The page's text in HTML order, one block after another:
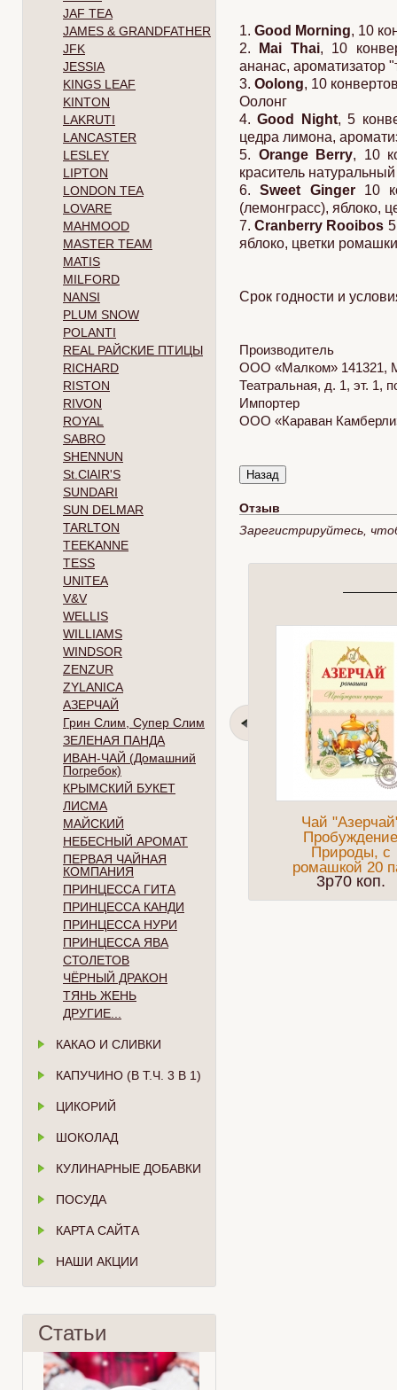
JAF TEA
JAMES & GRANDFATHER
JFK
JESSIA
KINGS LEAF
KINTON
LAKRUTI
LANCASTER
LESLEY
LIPTON
LONDON TEA
LOVARE
MAHMOOD
MASTER TEAM
MATIS
MILFORD
NANSI
PLUM SNOW
POLANTI
REAL РАЙСКИЕ ПТИЦЫ
RICHARD
RISTON
RIVON
ROYAL
SABRO
SHENNUN
St.ClAIR'S
SUNDARI
SUN DELMAR
TARLTON
TEEKANNE
TESS
UNITEA
V&V
WELLIS
WILLIAMS
WINDSOR
ZENZUR
ZYLANICA
АЗЕРЧАЙ
Грин Слим, Супер Слим
ЗЕЛЕНАЯ ПАНДА
ИВАН-ЧАЙ (Домашний
Погребок)
КРЫМСКИЙ БУКЕТ
ЛИСМА
МАЙСКИЙ
НЕБЕСНЫЙ АРОМАТ
ПЕРВАЯ ЧАЙНАЯ
КОМПАНИЯ
ПРИНЦЕССА ГИТА
ПРИНЦЕССА КАНДИ
ПРИНЦЕССА НУРИ
ПРИНЦЕССА ЯВА
СТОЛЕТОВ
ЧЁРНЫЙ ДРАКОН
ТЯНЬ ЖЕНЬ
ДРУГИЕ...
КАКАО И СЛИВКИ
КАПУЧИНО (В Т.Ч. 3 В 1)
ЦИКОРИЙ
ШОКОЛАД
КУЛИНАРНЫЕ ДОБАВКИ
ПОСУДА
КАРТА САЙТА
НАШИ АКЦИИ
Статьи
1. Good Morning, 10
2.
Mai Thai, 10
ананас, ароматизатор
3.Oolong, 10
Оолонг
4.Good Night, 5
цедра лимона,
5. Orange Berry, 10
краситель
6.Sweet Ginger10
(лемонграсс), яблоко,
7.Cranberry Rooibos
яблоко, цветки
Срок годности и
Производитель
ООО «Малком» 141321,
Театральная, д. 1, эт. 1,
Импортер
ООО «Караван
Отзыв
Зарегистрируйтесь,
Чай
Природы, с
ромашкой 20
3p70 коп.